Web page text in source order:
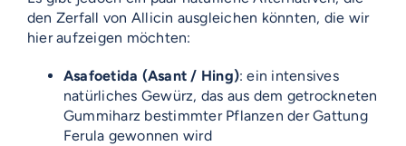
den Zerfall von Allicin ausgleichen könnten, die wir
hier aufzeigen möchten:
Asafoetida (Asant / Hing): ein intensives
natürliches Gewürz, das aus dem getrockneten
Gummiharz bestimmter Pflanzen der Gattung
Ferula gewonnen wird